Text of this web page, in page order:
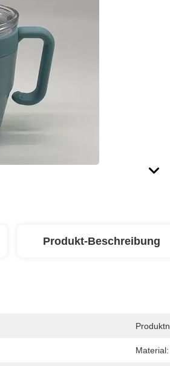
Produkt-Beschreibung
Material: